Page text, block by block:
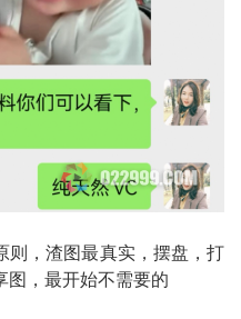
则，渣图最真实，摆盘，打
图，最开始不需要的